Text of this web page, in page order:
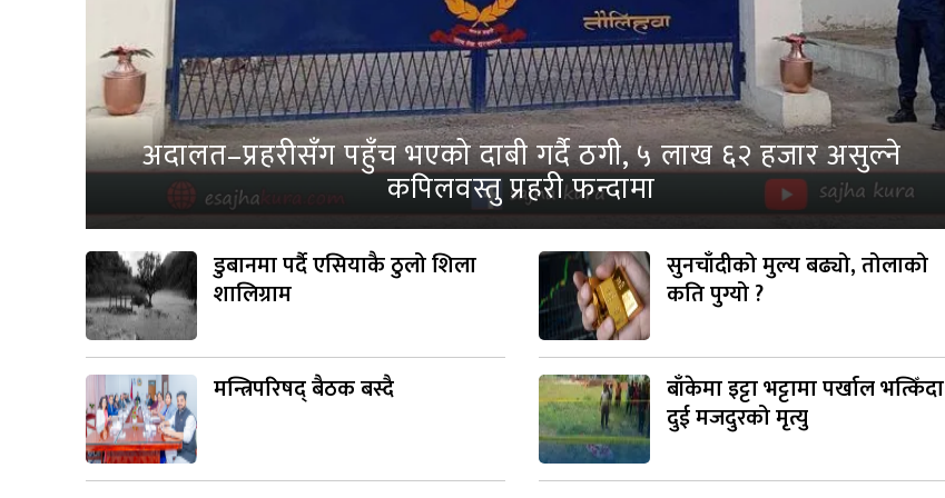
अदालत–प्रहरीसँग पहुँच भएको दाबी गर्दै ठगी, ५ लाख ६२ हजार असुल्ने
कपिलवस्तु प्रहरी फन्दामा
डुबानमा पर्दै एसियाकै ठुलो शिला
शालिग्राम
मन्त्रिपरिषद् बैठक बस्दै
सुनचाँदीको मुल्य बढ्यो, तोलाको
कति पुग्यो ?
बाँकेमा इट्टा भट्टामा पर्खाल भत्किँदा
दुई मजदुरको मृत्यु